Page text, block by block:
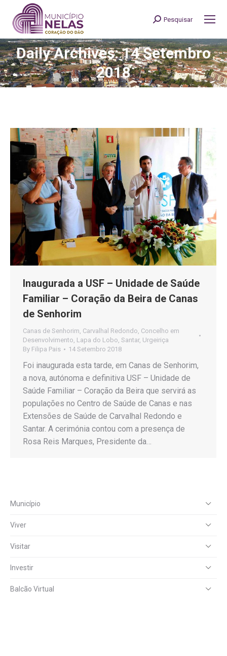
Search:
Pesquisar
Daily Archives: 14 Setembro
2018
You are here:
Inaugurada a USF – Unidade de Saúde
Familiar – Coração da Beira de Canas
de Senhorim
Canas de Senhorim, Carvalhal Redondo, Concelho em
Desenvolvimento, Lapa do Lobo, Santar, Urgeiriça
By Filipa Pais 14 Setembro 2018
Foi inaugurada esta tarde, em Canas de Senhorim,
a nova, autónoma e definitiva USF – Unidade de
Saúde Familiar – Coração da Beira que servirá as
populações no Centro de Saúde de Canas e nas
Extensões de Saúde de Carvalhal Redondo e
Santar. A cerimónia contou com a presença de
Rosa Reis Marques, Presidente da…
Município
Viver
Visitar
Investir
Balcão Virtual